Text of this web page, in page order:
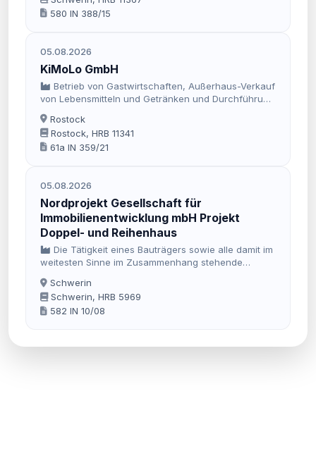
580 IN 388/15
05.08.2026
KiMoLo GmbH
Betrieb von Gastwirtschaften, Außerhaus-Verkauf
von Lebensmitteln und Getränken und Durchführung
von Tanzveranstaltungen. Ferner kann die
Gesellschaft Marktstände zum Verkauf von
Lebensmitteln und Getränken betreiben.
Rostock
Rostock, HRB 11341
61a IN 359/21
05.08.2026
Nordprojekt Gesellschaft für
Immobilienentwicklung mbH Projekt
Doppel- und Reihenhaus
Die Tätigkeit eines Bauträgers sowie alle damit im
weitesten Sinne im Zusammenhang stehende
Geschäfte, insbesondere die Projektentwicklung von
Doppel- und Reihenhaussiedlungen.
Schwerin
Schwerin, HRB 5969
582 IN 10/08